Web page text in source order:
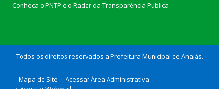
Conheça o PNTP e o Radar da Transparência Pública
Todos os direitos reservados a Prefeitura Municipal de Anajás.
Mapa do Site
Acessar Área Administrativa